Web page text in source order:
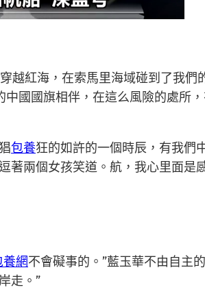
越紅海，在索馬里海域碰到了我
國國旗相伴，在這么風險的處所
包養狂的如許的一個時辰，有我們
著兩個女孩笑道。航，我心里面是
養網不會礙事的。”藍玉華不由自主
走。”